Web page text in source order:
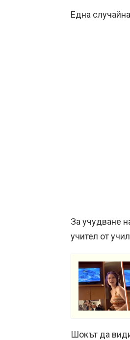
Една
За учудване
учител от
Шокът да